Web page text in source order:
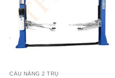
CẦU NÂNG 2 TRỤ